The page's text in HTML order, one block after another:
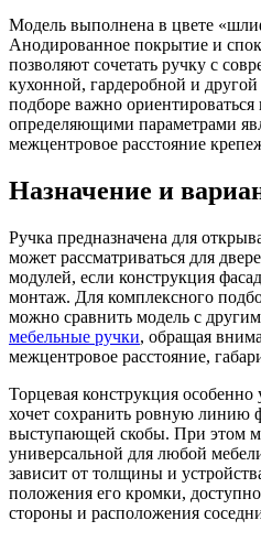
Модель выполнена в цвете
Анодированное покрытие и
позволяют сочетать ручку с
кухонной, гардеробной и
подборе важно ориентироваться
определяющими параметрами
межцентровое расстояние
Назначение и
Ручка предназначена для
может рассматриваться для
модулей, если конструкция
монтаж. Для комплексного
можно сравнить модель с
мебельные ручки, обращая
межцентровое расстояние,
Торцевая конструкция особенно
хочет сохранить ровную линию
выступающей скобы. При этом
универсальной для любой
зависит от толщины и
положения его кромки,
стороны и расположения